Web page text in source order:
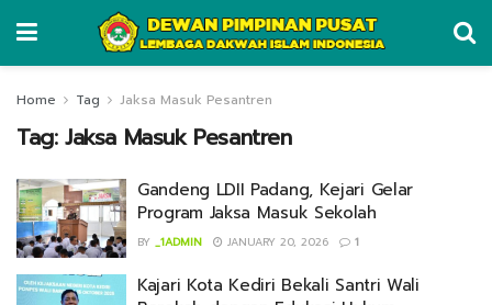
Home Tag Jaksa Masuk Pesantren
Tag: Jaksa Masuk Pesantren
Gandeng LDII Padang, Kejari Gelar
Program Jaksa Masuk Sekolah
BY _1ADMIN JANUARY 20, 2026 1
Kajari Kota Kediri Bekali Santri Wali